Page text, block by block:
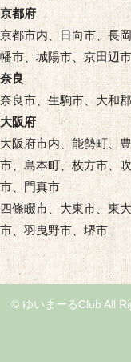
京都府
京都市内、日向市、長
幡市、城陽市、京田辺
奈良
奈良市、生駒市、大和
大阪府
大阪府市内、能勢町、
市、島本町、枚方市、
市、門真市
四條畷市、大東市、東
市、羽曳野市、堺市
© ゆいまーるClub All